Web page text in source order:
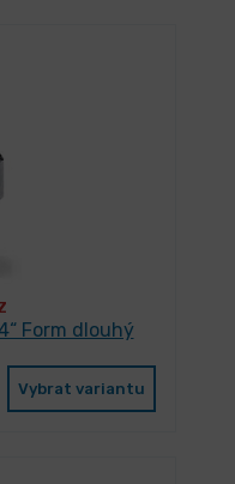
Form dlouhý
Vybrat variantu